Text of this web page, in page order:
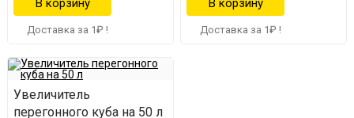
Доставка за 1₽ ! Доставка за 1₽ !
Увеличитель
перегонного куба на 50 л